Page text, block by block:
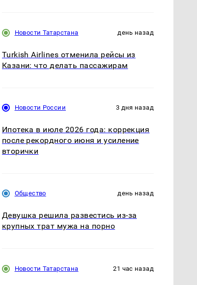
Новости Татарстана день назад
Turkish Airlines отменила рейсы из
Казани: что делать пассажирам
Новости России 3 дня назад
Ипотека в июле 2026 года: коррекция
после рекордного июня и усиление
вторички
Общество день назад
Девушка решила развестись из-за
крупных трат мужа на порно
Новости Татарстана 21 час назад